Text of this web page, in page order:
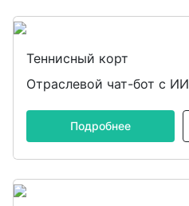
Теннисный корт
Отраслевой чат-бот с ИИ
Подробнее